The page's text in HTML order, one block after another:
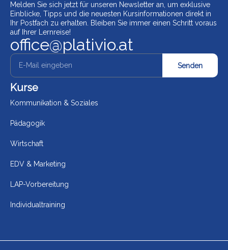
Melden Sie sich jetzt für unseren Newsletter an, um exklusive
Einblicke, Tipps und die neuesten Kursinformationen direkt in
Ihr Postfach zu erhalten. Bleiben Sie immer einen Schritt voraus
auf Ihrer Lernreise!
office@plativio.at
Senden
Kurse
Kommunikation & Soziales
Pädagogik
Wirtschaft
EDV & Marketing
LAP-Vorbereitung
Individualtraining